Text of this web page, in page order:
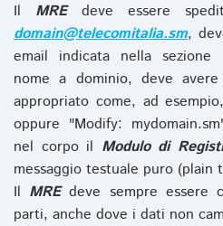
Il MREdeve essere
domain@telecomitalia.sm,
email indicata nella sezione
nome a dominio, deve
appropriato come, ad
oppure "Modify:
nel corpo il Modulo di
messaggio testuale puro (plain
Il MREdeve sempre essere
parti, anche dove i dati non